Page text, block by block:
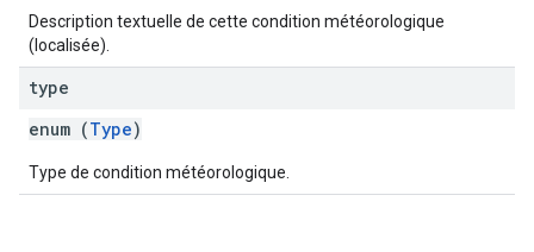
Description textuelle de cette condition météorologique
(localisée).
type
enum (Type)
Type de condition météorologique.